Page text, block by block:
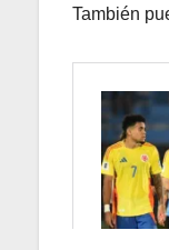
También